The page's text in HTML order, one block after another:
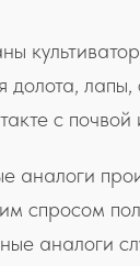
долота,
с
аналоги
спросом
аналоги